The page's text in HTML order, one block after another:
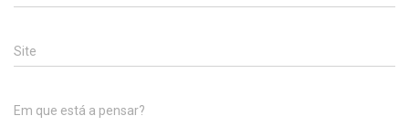
Site
Em que está a pensar?